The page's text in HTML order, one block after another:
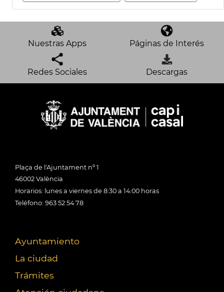
Nuestras Apps Páginas de Interés
Redes Sociales Descargas
Plaça de l'Ajuntament nº 1
46002 València
Horarios: lunes a viernes de 8:30 a 14:00 horas
Teléfono: 963 52 54 78
Ayuntamiento
La ciudad
Trámites